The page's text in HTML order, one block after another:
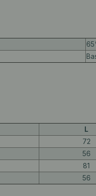
L
72
56
81
56